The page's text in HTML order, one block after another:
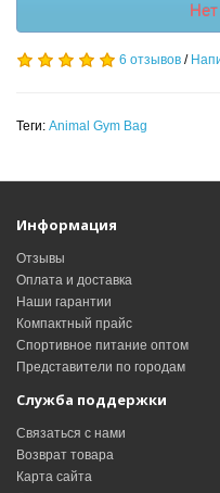
6 отзывов /
Теги: Animal Gym Bag
Информация
Отзывы
Оплата и доставка
Наши гарантии
Компактный прайс
Спортивное питание оптом
Представители по городам
Служба поддержки
Связаться с нами
Возврат товара
Карта сайта